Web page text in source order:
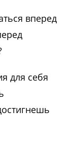
вперед
для себя